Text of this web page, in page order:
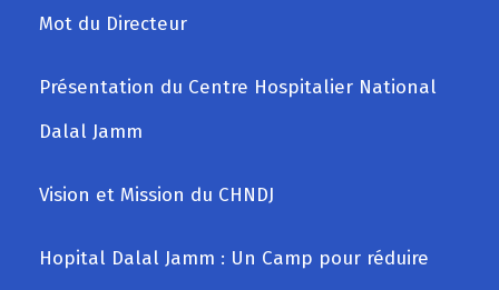
Mot du Directeur
Présentation du Centre Hospitalier National
Dalal Jamm
Vision et Mission du CHNDJ
Hopital Dalal Jamm : Un Camp pour réduire